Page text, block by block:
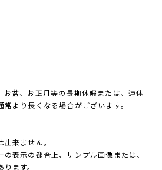
お盆、お正月等の長期休暇または、連休
より長くなる場合がございます。
来ません。
表示の都合上、サンプル画像または、
ます。